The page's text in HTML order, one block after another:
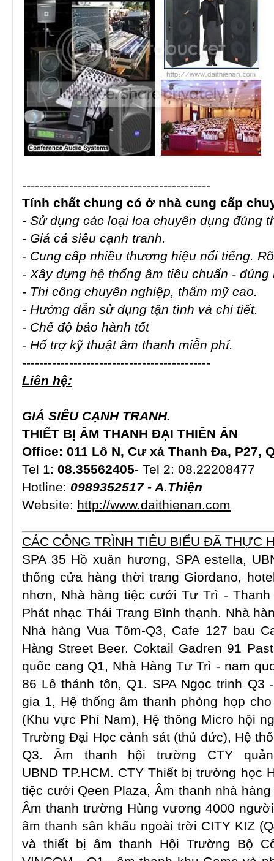
--------------------------------------------
Tính chất chung có ở nhà cung cấp
- Sử dụng các loại loa chuyên dụng đúng
- Giá cả siêu cạnh tranh.
- Cung cấp nhiều thương hiệu nổi tiếng.
- Xây dựng hệ thống âm tiêu chuẩn - đúng
- Thi công chuyên nghiệp, thẩm mỹ cao.
- Hướng dẫn sử dụng tận tình và chi tiết.
- Chế độ bảo hành tốt
- Hổ trợ kỹ thuật âm thanh miễn phí.
--------------------------------------------
Liên hệ:
GIÁ SIÊU CẠNH TRANH.
THIẾT BỊ ÂM THANH ĐẠI THIÊN ÂN
Office: 011 Lô N, Cư xá Thanh Đa, P27,
Tel 1: 08.35562405- Tel 2: 08.22208477
Hotline: 0989352517 - A.Thiện
Website: http://www.daithienan.com
CÁC CÔNG TRÌNH TIÊU BIỂU ĐÃ THỰC
SPA 35 Hồ xuân hương, SPA estella,
thống cửa hàng thời trang Giordano,
nhơn, Nhà hàng tiệc cưới Tư Trì -
Phát nhạc Thái Trang Bình thạnh. Nhà
Nhà hàng Vua Tôm-Q3, Cafe 127 bau
Hàng Street Beer. Coktail Gadren 91
quốc cang Q1, Nhà Hàng Tư Trì - nam
86 Lê thánh tôn, Q1. SPA Ngọc trinh Q3
gia 1, Hệ thống âm thanh phòng họp
(Khu vực Phí Nam), Hệ thông Micro hội
Trường Đại Học cảnh sát (thủ đức), Hệ
Q3. Âm thanh hội trường CTY
UBND TP.HCM. CTY Thiết bị trường học
tiệc cưới Qeen Plaza, Âm thanh nhà
Âm thanh trường Hùng vương 4000
âm thanh sân khấu ngoài trời CITY KIZ
và thiết bị âm thanh Hội Trường Bộ